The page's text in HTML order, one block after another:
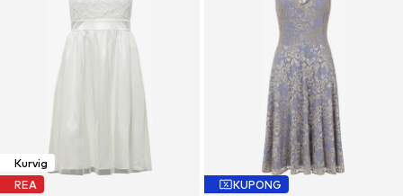
Kurvig
REA
KUPONG